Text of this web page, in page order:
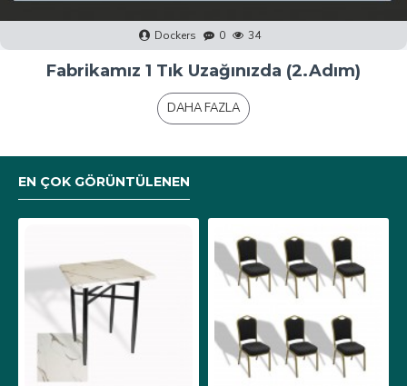
Dockers 0 40
Fabrikamız 1 Tık Uzağınızda (1.Adım)
DAHA FAZLA
EN ÇOK GÖRÜNTÜLENEN